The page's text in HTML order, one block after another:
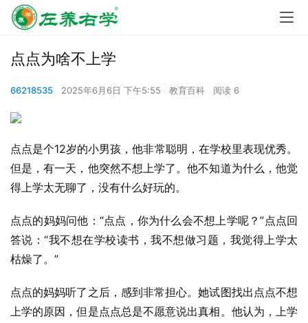
点点为啥不上学
66218535 2025年6月6日 下午5:55 教育百科 阅读 6
点点是个12岁的小男孩，他非常聪明，在学校里表现优秀。
但是，有一天，他突然不想上学了。他不知道为什么，他觉
得上学太无聊了，没有什么好玩的。
点点的妈妈问他：“点点，你为什么会不想上学呢？”点点回
答说：“我不想在学校读书，我不想做习题，我觉得上学太
枯燥了。”
点点的妈妈听了之后，感到非常担心。她试图找出点点不想
上学的原因，但是点点总是不愿意说出真相。他认为，上学